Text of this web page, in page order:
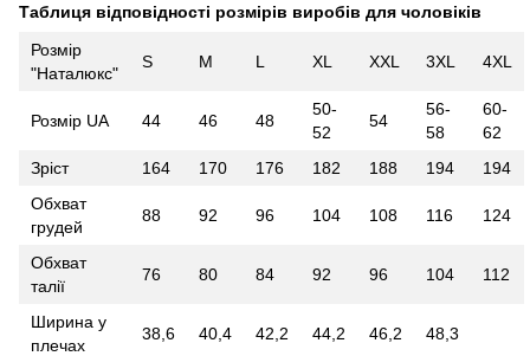
Таблиця відповідності розмірів виробів для чоловіків
Розмір
"Наталюкс"
S M L XL XXL 3XL 4XL
Розмір UA 44 46 48
50-
52
54
56-
58
60-
62
Зріст
164 170 176 182 188 194
194
Обхват
грудей
88 92 96 104 108 116 124
Обхват
талії
76 80 84 92 96 104 112
Ширина у
плечах
38,6 40,4 42,2 44,2 46,2 48,3